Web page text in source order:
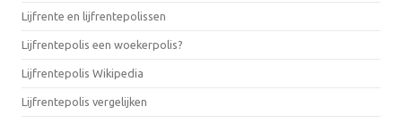
Lijfrente en lijfrentepolissen
Lijfrentepolis een woekerpolis?
Lijfrentepolis Wikipedia
Lijfrentepolis vergelijken